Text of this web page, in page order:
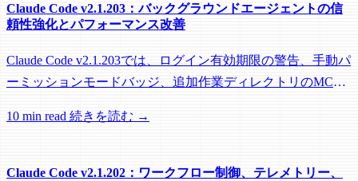
Claude Code v2.1.203：バックグラウンドエージェントの信
頼性強化とパフォーマンス改善
Claude Code v2.1.203では、ログイン有効期限の警告、手動パ
ーミッションモードバッジ、追加作業ディレクトリのMCP
パフォーマンスに関する多数の修正が含まれています。
10 min read 続きを読む →
Claude Code v2.1.202：ワークフロー制御、テレメトリー、